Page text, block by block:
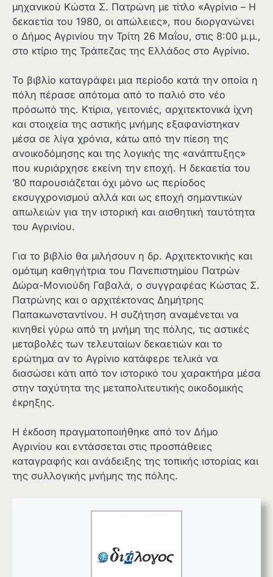
μηχανικού Κώστα Σ. Πατρώνη με τίτλο «Αγρίνιο – Η
δεκαετία του 1980, οι απώλειες», που διοργανώνει
ο Δήμος Αγρινίου την Τρίτη 26 Μαΐου, στις 8:00 μ.μ.,
στο κτίριο της Τράπεζας της Ελλάδος στο Αγρίνιο.
Το βιβλίο καταγράφει μια περίοδο κατά την οποία η
πόλη πέρασε απότομα από το παλιό στο νέο
πρόσωπό της. Κτίρια, γειτονιές, αρχιτεκτονικά ίχνη
και στοιχεία της αστικής μνήμης εξαφανίστηκαν
μέσα σε λίγα χρόνια, κάτω από την πίεση της
ανοικοδόμησης και της λογικής της «ανάπτυξης»
που κυριάρχησε εκείνη την εποχή. Η δεκαετία του
’80 παρουσιάζεται όχι μόνο ως περίοδος
εκσυγχρονισμού αλλά και ως εποχή σημαντικών
απωλειών για την ιστορική και αισθητική ταυτότητα
του Αγρινίου.
Για το βιβλίο θα μιλήσουν η δρ. Αρχιτεκτονικής και
ομότιμη καθηγήτρια του Πανεπιστημίου Πατρών
Δώρα-Μονιούδη Γαβαλά, ο συγγραφέας Κώστας Σ.
Πατρώνης και ο αρχιτέκτονας Δημήτρης
Παπακωνσταντίνου. Η συζήτηση αναμένεται να
κινηθεί γύρω από τη μνήμη της πόλης, τις αστικές
μεταβολές των τελευταίων δεκαετιών και το
ερώτημα αν το Αγρίνιο κατάφερε τελικά να
διασώσει κάτι από τον ιστορικό του χαρακτήρα μέσα
στην ταχύτητα της μεταπολιτευτικής οικοδομικής
έκρηξης.
Η έκδοση πραγματοποιήθηκε από τον Δήμο
Αγρινίου και εντάσσεται στις προσπάθειες
καταγραφής και ανάδειξης της τοπικής ιστορίας και
της συλλογικής μνήμης της πόλης.